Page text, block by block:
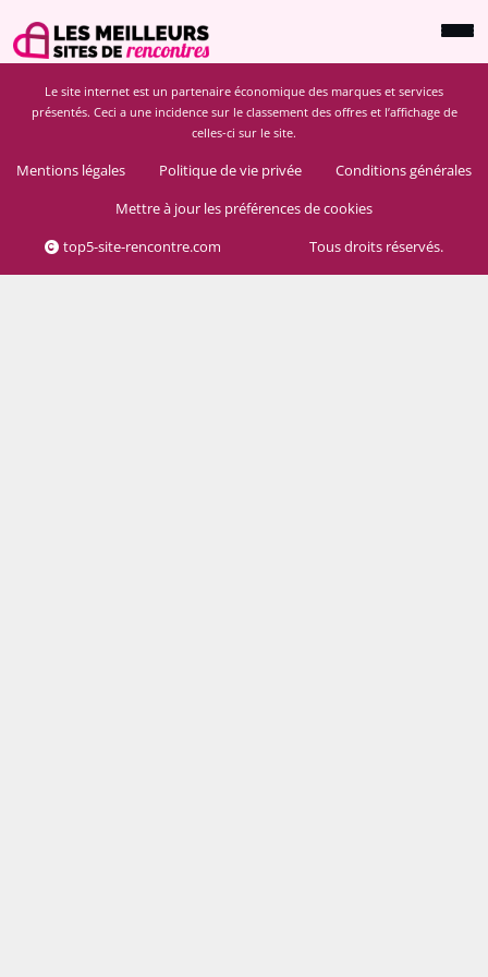
Le site internet est un partenaire économique des marques et services
présentés. Ceci a une incidence sur le classement des offres et l’affichage de
celles-ci sur le site.
Mentions légales Politique de vie privée
Conditions générales
Mettre à jour les préférences de cookies
top5-site-rencontre.com
Tous droits réservés.